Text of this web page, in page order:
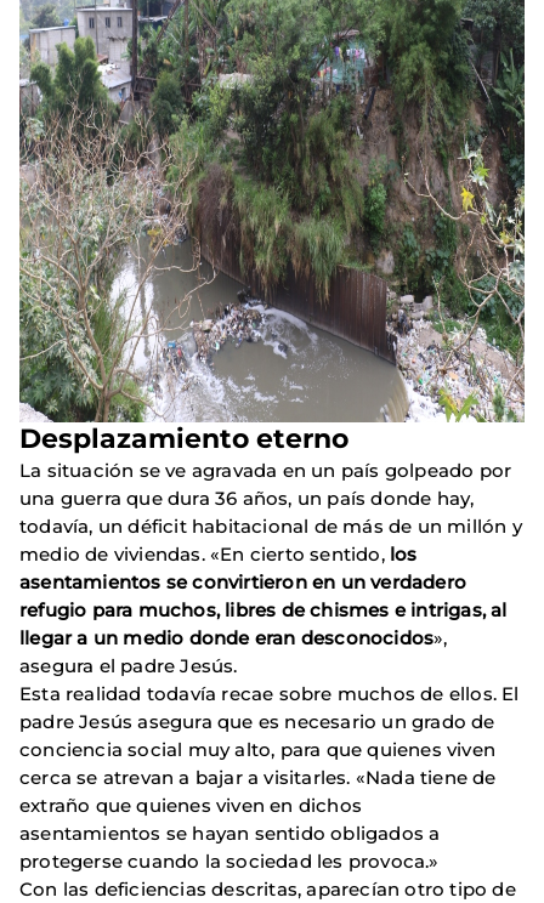
Desplazamiento eterno
La situación se ve agravada en un país golpeado por
una guerra que dura 36 años, un país donde hay,
todavía, un déficit habitacional de más de un millón y
medio de viviendas. «En cierto sentido, los
asentamientos se convirtieron en un verdadero
refugio para muchos, libres de chismes e intrigas, al
llegar a un medio donde eran desconocidos»,
asegura el padre Jesús.
Esta realidad todavía recae sobre muchos de ellos. El
padre Jesús asegura que es necesario un grado de
conciencia social muy alto, para que quienes viven
cerca se atrevan a bajar a visitarles. «Nada tiene de
extraño que quienes viven en dichos
asentamientos se hayan sentido obligados a
protegerse cuando la sociedad les provoca.»
Con las deficiencias descritas, aparecían otro tipo de